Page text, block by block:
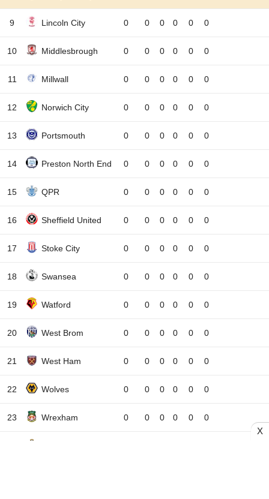
9 Lincoln City 0 0 0 0 0 0
10 Middlesbrough 0 0 0 0 0 0
11 Millwall 0 0 0 0 0 0
12 Norwich City 0 0 0 0 0 0
13 Portsmouth 0 0 0 0 0 0
14 Preston North End 0 0 0 0 0 0
15 QPR 0 0 0 0 0 0
16 Sheffield United 0 0 0 0 0 0
17 Stoke City 0 0 0 0 0 0
18 Swansea 0 0 0 0 0 0
19 Watford 0 0 0 0 0 0
20 West Brom 0 0 0 0 0 0
21 West Ham 0 0 0 0 0 0
22 Wolves 0 0 0 0 0 0
23 Wrexham 0 0 0 0 0 0
X